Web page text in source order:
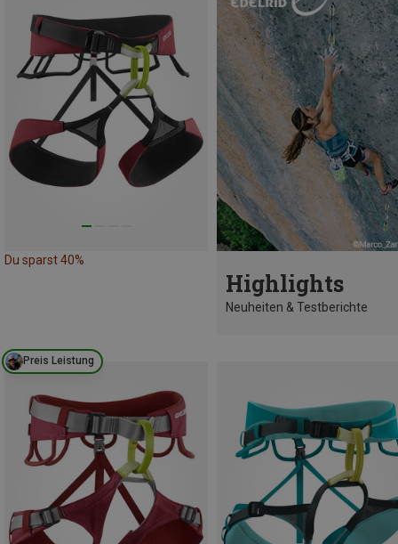
Du sparst 40%
Highlights
Neuheiten & Testberichte
Preis Leistung